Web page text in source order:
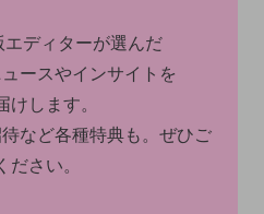
ディターが選んだ
ースやインサイトを
けします。
など各種特典も。ぜひご
ださい。